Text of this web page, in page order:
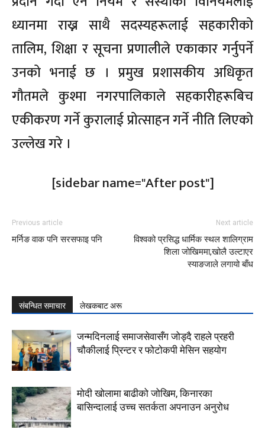
ध्यानमा राख्न साथै सदस्यहरूलाई सहकारीको
तालिम, शिक्षा र सूचना प्रणालीले एकाकार गर्नुपर्ने
उनको भनाई छ । प्रमुख प्रशासकीय अधिकृत
गौतमले कुश्मा नगरपालिकाले सहकारीहरूबिच
एकीकरण गर्ने कुरालाई प्रोत्साहन गर्ने नीति लिएको
उल्लेख गरे ।
[sidebar name="After post"]
Previous article
मर्निङ वाक पनि सरसफाइ पनि
Next article
विश्वको प्रसिद्ध धार्मिक स्थल शालिग्राम
शिला जोखिममा,खोलै उल्टाएर
स्याङजाले लगायो बाँध
संबन्धित समाचार लेखकबाट अरू
जन्मदिनलाई समाजसेवासँग जोड्दै राहले प्रहरी
चौकीलाई प्रिन्टर र फोटोकपी मेसिन सहयोग
मोदी खोलामा बाढीको जोखिम, किनारका
बासिन्दालाई उच्च सतर्कता अपनाउन अनुरोध